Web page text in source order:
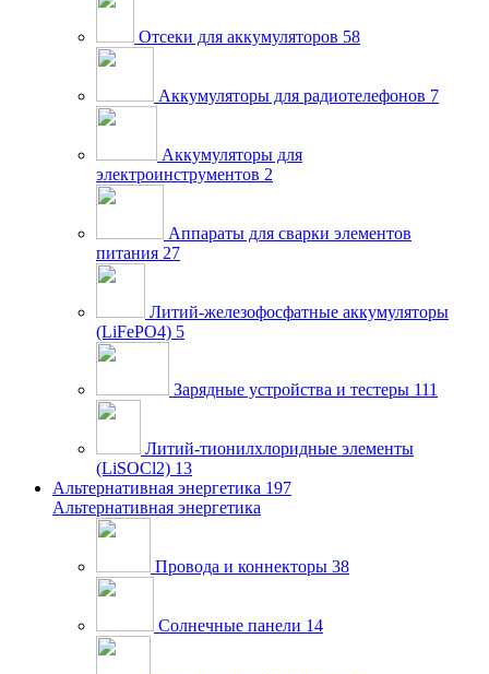
Отсеки для аккумуляторов 58
Аккумуляторы для радиотелефонов 7
Аккумуляторы для
электроинструментов 2
Аппараты для сварки элементов
питания 27
Литий-железофосфатные аккумуляторы
(LiFePO4) 5
Зарядные устройства и тестеры 111
Литий-тионилхлоридные элементы
(LiSOCl2) 13
Альтернативная энергетика 197
Альтернативная энергетика
Провода и коннекторы 38
Солнечные панели 14